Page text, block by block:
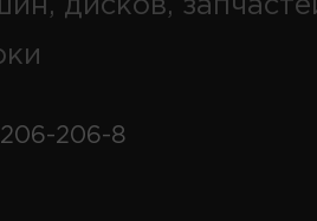
дисков,
206-8